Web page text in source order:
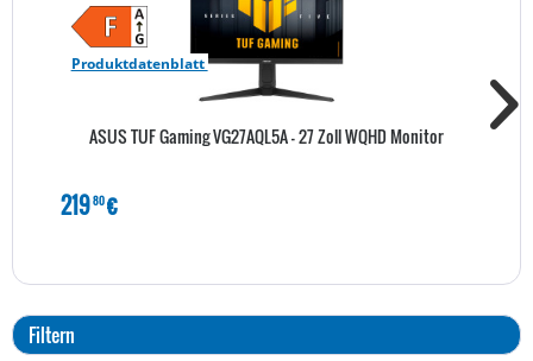
Produktdatenblatt
ASUS TUF Gaming VG27AQL5A - 27 Zoll WQHD Monitor
21980€
Filtern